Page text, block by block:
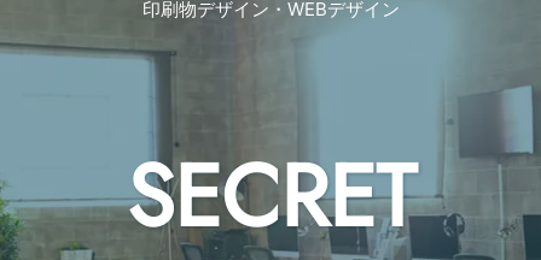
印刷物デザイン・WEBデザイン
SECRET